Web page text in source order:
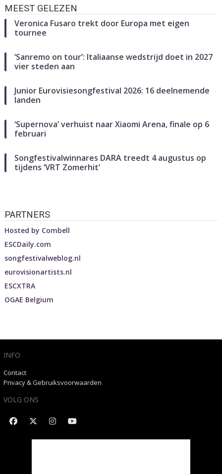
MEEST GELEZEN
Veronica Fusaro trekt door Europa met eigen
tournee
‘Sanremo on tour’: Italiaanse wedstrijd doet in 2027
vier steden aan
Junior Eurovisiesongfestival 2026: 16 deelnemende
landen
‘Supernova’ verhuist naar Xiaomi Arena, finale op 6
februari
Songfestivalwinnares DARA treedt 4 augustus op
tijdens ‘VRT Zomerhit’
PARTNERS
Hosted by Combell
ESCDaily.com
songfestivalweblog.nl
eurovisionartists.nl
ESCXTRA
OGAE Belgium
INFO
Contact
Privacy & Gebruiksvoorwaarden
VOLG ONS